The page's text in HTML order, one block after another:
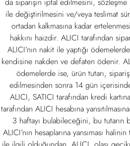
ile değiştirilmesini ve/veya teslimat
ortadan kalkmasına kadar
hakkını haizdir. ALICI tarafından
ALICI’nın nakit ile yaptığı
kendisine nakden ve defaten ödenir.
ödemelerde ise, ürün tutarı,
edilmesinden sonra 14 gün
ALICI, SATICI tarafından kredi
tarafından ALICI hesabına
3 haftayı bulabileceğini, bu tutarın
ALICI’nın hesaplarına yansıması